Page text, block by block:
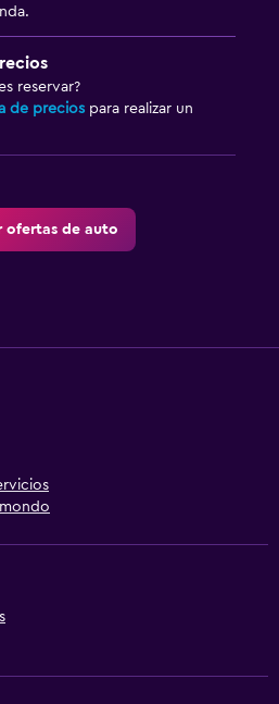
reservar?
de precios para realizar un
ofertas de auto